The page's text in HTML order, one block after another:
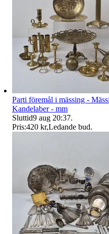
Parti föremål i mässing -
Kandelaber - mm
Sluttid9 aug 20:37.
Pris:420 kr,Ledande bud.